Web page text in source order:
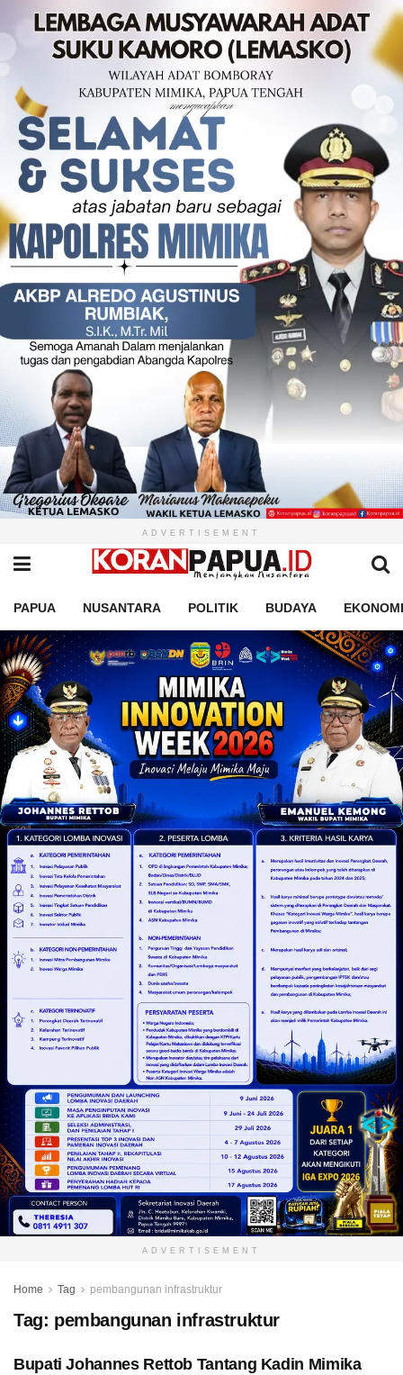
ADVERTISEMENT
PAPUA NUSANTARA POLITIK BUDAYA EKONOMI
ADVERTISEMENT
Home Tag pembangunan infrastruktur
Tag: pembangunan infrastruktur
Bupati Johannes Rettob Tantang Kadin Mimika